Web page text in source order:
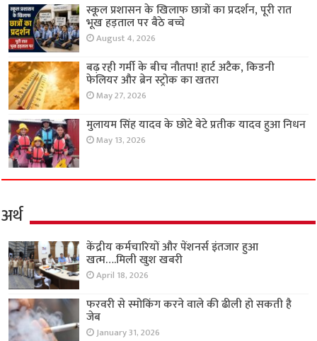
स्कूल प्रशासन के खिलाफ छात्रों का प्रदर्शन, पूरी रात
भूख हड़ताल पर बैठे बच्चे
August 4, 2026
बढ़ रही गर्मी के बीच नौतपा! हार्ट अटैक, किडनी
फेलियर और ब्रेन स्ट्रोक का खतरा
May 27, 2026
मुलायम सिंह यादव के छोटे बेटे प्रतीक यादव हुआ निधन
May 13, 2026
अर्थ
केंद्रीय कर्मचारियों और पेंशनर्स इंतजार हुआ
खत्म….मिली खुश खबरी
April 18, 2026
फरवरी से स्मोकिंग करने वाले की ढीली हो सकती है
जेब
January 31, 2026